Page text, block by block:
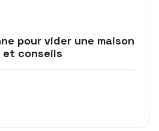
pour vider une maison
et conseils